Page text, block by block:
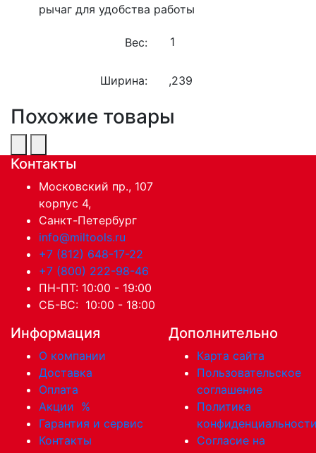
рычаг для удобства работы
Вес:
Ширина: ,239
Похожие товары
Контакты
Московский пр., 107
корпус 4,
Санкт-Петербург
info@miltools.ru
+7 (812) 648-17-22
+7 (800) 222-98-46
ПН-ПТ: 10:00 - 19:00
СБ-ВС: 10:00 - 18:00
Информация
О компании
Доставка
Оплата
Акции %
Гарантия и сервис
Контакты
Дополнительно
Карта сайта
Пользовательское
соглашение
Политика
Согласие на